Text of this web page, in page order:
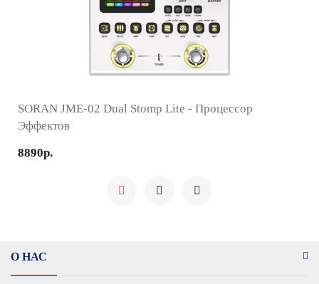
SORAN JME-02 Dual Stomp Lite - Процессор
Эффектов
8890р.
О НАС